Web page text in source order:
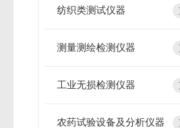
纺织类测试仪器
测量测绘检测仪器
工业无损检测仪器
农药试验设备及分析仪器